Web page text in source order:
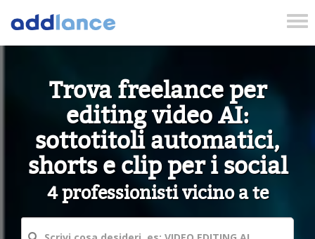
Trova freelance per
editing video AI:
sottotitoli automatici,
shorts e clip per i social
4 professionisti vicino a te